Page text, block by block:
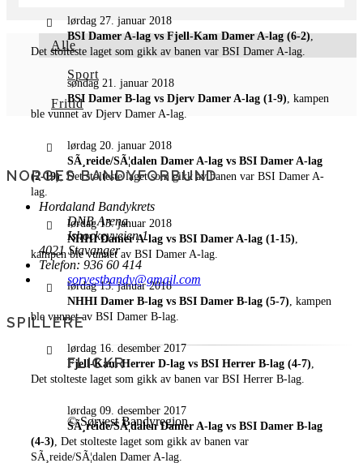
lørdag 27. januar 2018
BSI Damer A-lag vs Fjell-Kam Damer A-lag (6-2),
Det stolteste laget som gikk av banen var BSI Damer A-lag.
søndag 21. januar 2018
BSI Damer B-lag vs Djerv Damer A-lag (1-9), kampen
ble vunnet av Djerv Damer A-lag.
lørdag 20. januar 2018
SÃ¸reide/SÃ¦dalen Damer A-lag vs BSI Damer A-lag
(2-19), Det stolteste laget som gikk av banen var BSI Damer A-
lag.
lørdag 13. januar 2018
NHHI Damer A-lag vs BSI Damer A-lag (1-15),
kampen ble vunnet av BSI Damer A-lag.
lørdag 13. januar 2018
NHHI Damer B-lag vs BSI Damer B-lag (5-7), kampen
ble vunnet av BSI Damer B-lag.
lørdag 16. desember 2017
Fjell-Kam Herrer D-lag vs BSI Herrer B-lag (4-7),
Det stolteste laget som gikk av banen var BSI Herrer B-lag.
lørdag 09. desember 2017
SÃ¸reide/SÃ¦dalen Damer A-lag vs BSI Damer B-lag
(4-3), Det stolteste laget som gikk av banen var
SÃ¸reide/SÃ¦dalen Damer A-lag.
Alle
Sport
Fritid
NORGES BANDYFORBUND
Hordaland Bandykrets
DNB Arena
Ishockeyveien 1
4021 Stavanger
Telefon: 936 60 414
sorvestbandy@gmail.com
SPILLERE
FLICKR
© Sørvest Bandyregion